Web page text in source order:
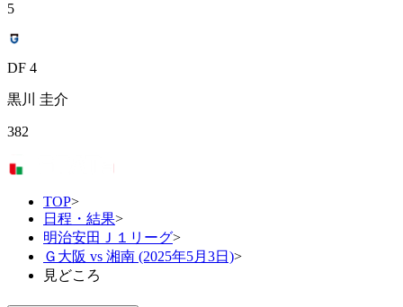
5
DF 4
黒川 圭介
382
TOP>
日程・結果>
明治安田Ｊ１リーグ>
Ｇ大阪 vs 湘南 (2025年5月3日)>
見どころ